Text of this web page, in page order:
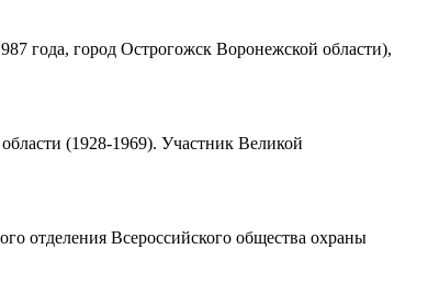
года, город Острогожск Воронежской области),
(1928-1969). Участник Великой
отделения Всероссийского общества охраны